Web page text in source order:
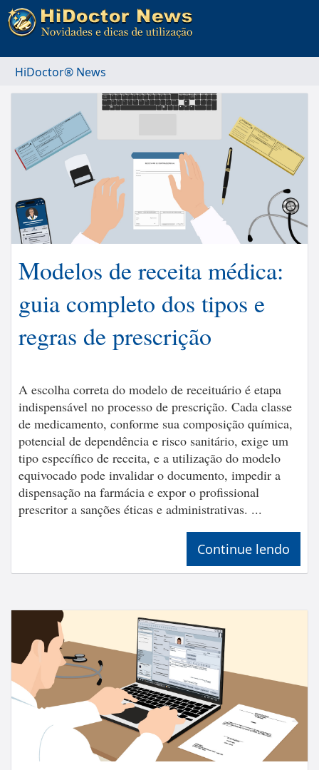
HiDoctor® News
Modelos de receita médica:
guia completo dos tipos e
regras de prescrição
A escolha correta do modelo de receituário é etapa
indispensável no processo de prescrição. Cada classe
de medicamento, conforme sua composição química,
potencial de dependência e risco sanitário, exige um
tipo específico de receita, e a utilização do modelo
equivocado pode invalidar o documento, impedir a
dispensação na farmácia e expor o profissional
prescritor a sanções éticas e administrativas. ...
Continue lendo